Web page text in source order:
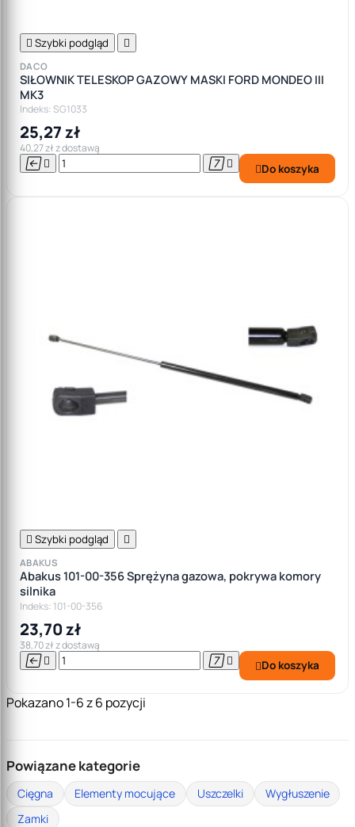
 Szybki podgląd 
DACO
SIŁOWNIK TELESKOP GAZOWY MASKI FORD MONDEO III
MK3
Indeks: SG1033
25,27 zł
40,27 zł z dostawą
    Do koszyka
 Szybki podgląd 
ABAKUS
Abakus 101-00-356 Sprężyna gazowa, pokrywa komory
silnika
Indeks: 101-00-356
23,70 zł
38,70 zł z dostawą
    Do koszyka
Pokazano 1-6 z 6 pozycji
Powiązane kategorie
Cięgna Elementy mocujące Uszczelki
Wygłuszenie
Zamki